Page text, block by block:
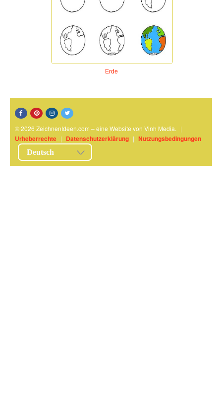
Erde
© 2026 ZeichnenIdeen.com – eine Website von Vinh Media. |
Urheberrechte | Datenschutzerklärung | Nutzungsbedingungen
Deutsch